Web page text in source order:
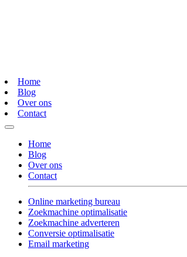
Home
Blog
Over ons
Contact
Home
Blog
Over ons
Contact
Online marketing bureau
Zoekmachine optimalisatie
Zoekmachine adverteren
Conversie optimalisatie
Email marketing